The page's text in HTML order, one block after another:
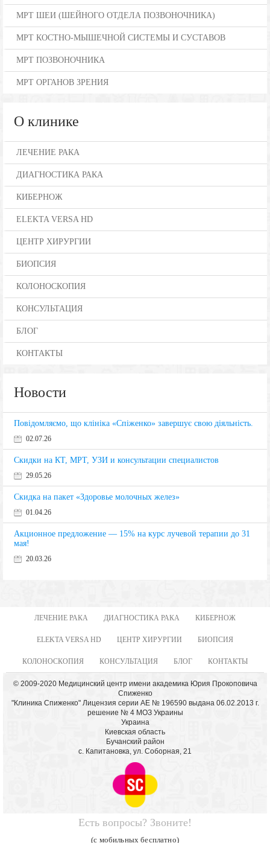
МРТ ШЕИ (ШЕЙНОГО ОТДЕЛА ПОЗВОНОЧНИКА)
МРТ КОСТНО-МЫШЕЧНОЙ СИСТЕМЫ И СУСТАВОВ
МРТ ПОЗВОНОЧНИКА
МРТ ОРГАНОВ ЗРЕНИЯ
О клинике
ЛЕЧЕНИЕ РАКА
ДИАГНОСТИКА РАКА
КИБЕРНОЖ
ELEKTA VERSA HD
ЦЕНТР ХИРУРГИИ
БИОПСИЯ
КОЛОНОСКОПИЯ
КОНСУЛЬТАЦИЯ
БЛОГ
КОНТАКТЫ
Новости
Повідомляємо, що клініка «Спіженко» завершує свою діяльність.
02.07.26
Скидки на КТ, МРТ, УЗИ и консультации специалистов
29.05.26
Скидка на пакет «Здоровье молочных желез»
01.04.26
Акционное предложение — 15% на курс лучевой терапии до 31
мая!
20.03.26
ЛЕЧЕНИЕ РАКА ДИАГНОСТИКА РАКА КИБЕРНОЖ
ELEKTA VERSA HD ЦЕНТР ХИРУРГИИ БИОПСИЯ
КОЛОНОСКОПИЯ КОНСУЛЬТАЦИЯ БЛОГ КОНТАКТЫ
© 2009-2020 Медицинский центр имени академика Юрия Прокоповича
Спиженко
"Клиника Спиженко" Лицензия серии АЕ № 196590 выдана 06.02.2013 г.
решение № 4 МОЗ Украины
Украина
Киевская область
Бучанский район
с. Капитановка, ул. Соборная, 21
Есть вопросы? Звоните!
(с мобильных бесплатно)